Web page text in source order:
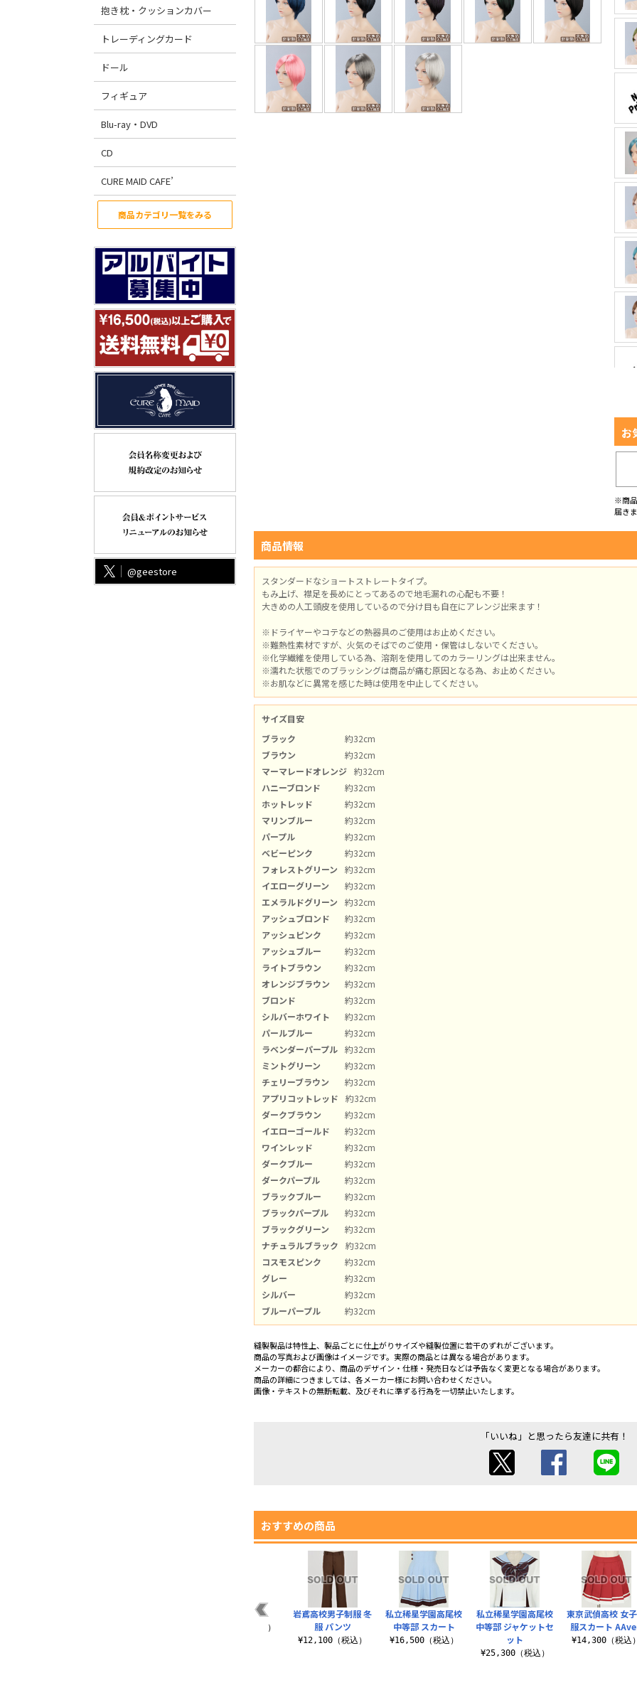
抱き枕・クッションカバー
トレーディングカード
ドール
フィギュア
Blu-ray・DVD
CD
CURE MAID CAFE’
商品カテゴリ一覧をみる
@geestore
お
※商
届きま
商品情報
スタンダードなショートストレートタイプ。
もみ上げ、襟足を長めにとってあるので地毛漏れの心配も不要！
大きめの人工頭皮を使用しているので分け目も自在にアレンジ出来ます！
※ドライヤーやコテなどの熱器具のご使用はお止めください。
※難熱性素材ですが、火気のそばでのご使用・保管はしないでください。
※化学繊維を使用している為、溶剤を使用してのカラーリングは出来ません。
※濡れた状態でのブラッシングは商品が痛む原因となる為、お止めください。
※お肌などに異常を感じた時は使用を中止してください。
サイズ目安
ブラック
約32cm
ブラウン
約32cm
マーマレードオレンジ 約32cm
ハニーブロンド
約32cm
ホットレッド
約32cm
マリンブルー
約32cm
パープル
約32cm
ベビーピンク
約32cm
フォレストグリーン
約32cm
イエローグリーン
約32cm
エメラルドグリーン
約32cm
アッシュブロンド
約32cm
アッシュピンク
約32cm
アッシュブルー
約32cm
ライトブラウン
約32cm
オレンジブラウン
約32cm
ブロンド
約32cm
シルバーホワイト
約32cm
パールブルー
約32cm
ラベンダーパープル 約32cm
ミントグリーン
約32cm
チェリーブラウン
約32cm
アプリコットレッド
約32cm
ダークブラウン
約32cm
イエローゴールド
約32cm
ワインレッド
約32cm
ダークブルー
約32cm
ダークパープル
約32cm
ブラックブルー
約32cm
ブラックパープル
約32cm
ブラックグリーン
約32cm
ナチュラルブラック
約32cm
コスモスピンク
約32cm
グレー
約32cm
シルバー
約32cm
ブルーパープル
約32cm
縫製製品は特性上、製品ごとに仕上がりサイズや縫製位置に若干のずれがございます。
商品の写真および画像はイメージです。実際の商品とは異なる場合があります。
メーカーの都合により、商品のデザイン・仕様・発売日などは予告なく変更となる場合があります。
商品の詳細につきましては、各メーカー様にお問い合わせください。
画像・テキストの無断転載、及びそれに準ずる行為を一切禁止いたします。
「いいね」と思ったら友達に共有！
おすすめの商品
私立稀星学園高尾校
中等部 ジャケットセ
ット
¥25,300（税込）
東京武偵高校 女
服スカート
¥14,300（税込）
川内型制服
¥55,000（税込）
岩鳶高校男子制服 冬
服 パンツ
¥12,100（税込）
私立稀星学園高尾校
中等部 スカート
¥16,500（税込）